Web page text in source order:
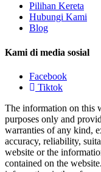
Pilihan Kereta
Hubungi Kami
Blog
Kami di media sosial
Facebook
Tiktok
The information on this
purposes only and
warranties of any kind,
accuracy, reliability,
website or the
contained on the